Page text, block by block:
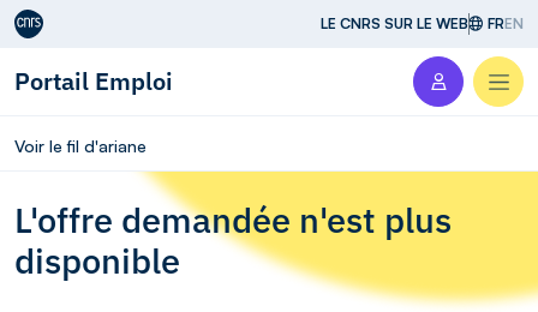
Aller au contenu LE CNRS SUR LE WEB FREN
Portail Emploi
Voir le fil d'ariane
L'offre demandée n'est plus
disponible